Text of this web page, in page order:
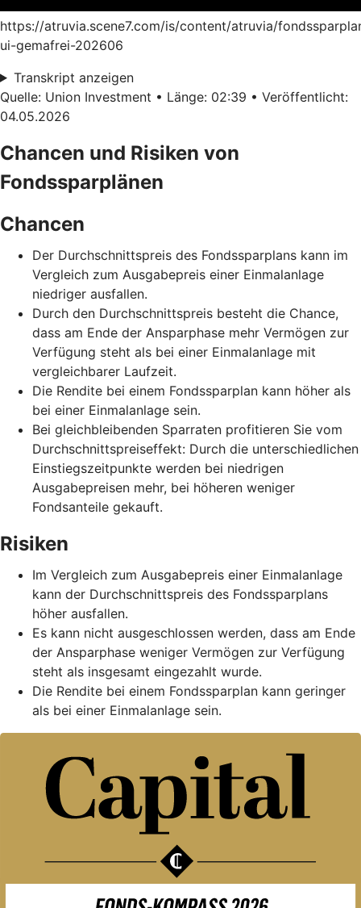
https://atruvia.scene7.com/is/content/atruvia/
ui-gemafrei-202606
Transkript anzeigen
Quelle: Union Investment • Länge: 02:39 • Veröffentlicht:
04.05.2026
Chancen und Risiken von
Fondssparplänen
Chancen
Der Durchschnittspreis des Fondssparplans kann im
Vergleich zum Ausgabepreis einer Einmalanlage
niedriger ausfallen.
Durch den Durchschnittspreis besteht die Chance,
dass am Ende der Ansparphase mehr Vermögen zur
Verfügung steht als bei einer Einmalanlage mit
vergleichbarer Laufzeit.
Die Rendite bei einem Fondssparplan kann höher als
bei einer Einmalanlage sein.
Bei gleichbleibenden Sparraten profitieren Sie vom
Durchschnittspreiseffekt: Durch die unterschiedlichen
Einstiegszeitpunkte werden bei niedrigen
Ausgabepreisen mehr, bei höheren weniger
Fondsanteile gekauft.
Risiken
Im Vergleich zum Ausgabepreis einer Einmalanlage
kann der Durchschnittspreis des Fondssparplans
höher ausfallen.
Es kann nicht ausgeschlossen werden, dass am Ende
der Ansparphase weniger Vermögen zur Verfügung
steht als insgesamt eingezahlt wurde.
Die Rendite bei einem Fondssparplan kann geringer
als bei einer Einmalanlage sein.